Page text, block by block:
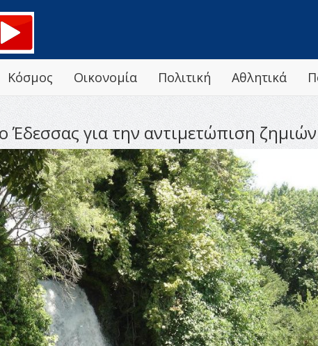
Κόσμος Οικονομία Πολιτική Αθλητικά
για την αντιμετώπιση